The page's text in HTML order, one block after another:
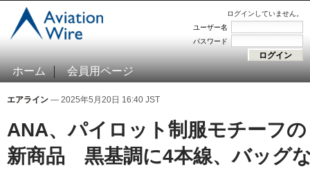
ログインしていません。
ユーザー名
パスワード
ホーム 会員用ページ
エアライン — 2025年5月20日 16:40 JST
ANA、パイロット制服モチーフの
新商品 黒基調に4本線、バッグ